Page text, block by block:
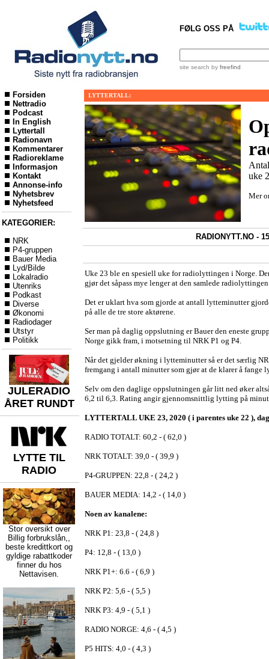
FØLG OSS PÅ
site search by freefind
Forsiden
Nettradio
Podcast
In English
Lyttertall
Radionavn
Kommentarer
Radioreklame
Informasjon
Kontakt
Annonse-info
Nyhetsbrev
Nyhetsfeed
KATEGORIER:
NRK
P4-gruppen
Bauer Media
Lyd/Bilde
Lokalradio
Utenriks
Podkast
Diverse
Økonomi
Radiodager
Utstyr
Politikk
JULERADIO
ÅRET RUNDT
LYTTE TIL
RADIO
Stor oversikt over
Billig forbrukslån,,
beste kredittkort og
gyldige rabattkoder
finner du hos
Nettavisen.
LYTTERTALL:
uke
Mer
RADIONYTT.NO -
Uke 23 ble en spesiell uke for radiolyttingen i Norge.
gjør det såpass mye lenger at den samlede
Det er uklart hva som gjorde at antall lytteminutter
på alle de tre store aktørene.
Ser man på daglig oppslutning er Bauer den eneste
Norge gikk fram, i motsetning til NRK P1 og P4.
Når det gjelder økning i lytteminutter så er det særlig
fremgang i antall minutter som gjør at de klarer å fange
Selv om den daglige oppslutningen går litt ned øker
6,2 til 6,3. Rating angir gjennomsnittlig lytting på
LYTTERTALL UKE 23, 2020 ( i parentes uke 22 ),
RADIO TOTALT: 60,2 - ( 62,0 )
NRK TOTALT: 39,0 - ( 39,9 )
P4-GRUPPEN: 22,8 - ( 24,2 )
BAUER MEDIA: 14,2 - ( 14,0 )
Noen av kanalene:
NRK P1: 23,8 - ( 24,8 )
P4: 12,8 - ( 13,0 )
NRK P1+: 6.6 - ( 6,9 )
NRK P2: 5,6 - ( 5,5 )
NRK P3: 4,9 - ( 5,1 )
RADIO NORGE: 4,6 - ( 4,5 )
P5 HITS: 4,0 - ( 4,3 )